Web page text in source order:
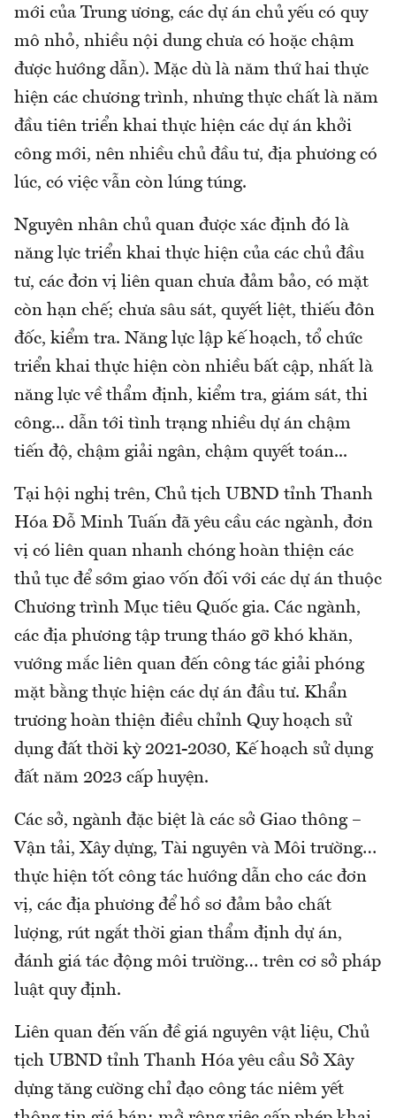
mới của Trung ương, các dự án chủ yếu có quy
mô nhỏ, nhiều nội dung chưa có hoặc chậm
được hướng dẫn). Mặc dù là năm thứ hai thực
hiện các chương trình, nhưng thực chất là năm
đầu tiên triển khai thực hiện các dự án khởi
công mới, nên nhiều chủ đầu tư, địa phương có
lúc, có việc vẫn còn lúng túng.
Nguyên nhân chủ quan được xác định đó là
năng lực triển khai thực hiện của các chủ đầu
tư, các đơn vị liên quan chưa đảm bảo, có mặt
còn hạn chế; chưa sâu sát, quyết liệt, thiếu đôn
đốc, kiểm tra. Năng lực lập kế hoạch, tổ chức
triển khai thực hiện còn nhiều bất cập, nhất là
năng lực về thẩm định, kiểm tra, giám sát, thi
công... dẫn tới tình trạng nhiều dự án chậm
tiến độ, chậm giải ngân, chậm quyết toán...
Tại hội nghị trên, Chủ tịch UBND tỉnh Thanh
Hóa Đỗ Minh Tuấn đã yêu cầu các ngành, đơn
vị có liên quan nhanh chóng hoàn thiện các
thủ tục để sớm giao vốn đối với các dự án thuộc
Chương trình Mục tiêu Quốc gia. Các ngành,
các địa phương tập trung tháo gỡ khó khăn,
vướng mắc liên quan đến công tác giải phóng
mặt bằng thực hiện các dự án đầu tư. Khẩn
trương hoàn thiện điều chỉnh Quy hoạch sử
dụng đất thời kỳ 2021-2030, Kế hoạch sử dụng
đất năm 2023 cấp huyện.
Các sở, ngành đặc biệt là các sở Giao thông –
Vận tải, Xây dựng, Tài nguyên và Môi trường…
thực hiện tốt công tác hướng dẫn cho các đơn
vị, các địa phương để hồ sơ đảm bảo chất
lượng, rút ngắt thời gian thẩm định dự án,
đánh giá tác động môi trường… trên cơ sở pháp
luật quy định.
Liên quan đến vấn đề giá nguyên vật liệu, Chủ
tịch UBND tỉnh Thanh Hóa yêu cầu Sở Xây
dựng tăng cường chỉ đạo công tác niêm yết